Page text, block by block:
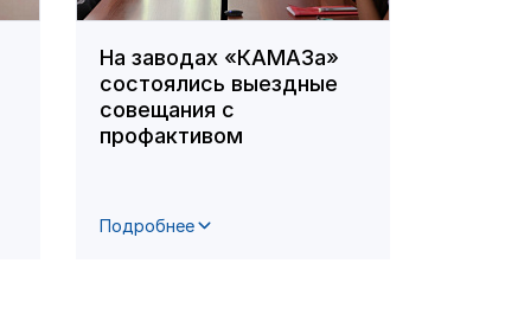
На заводах «КАМАЗа»
состоялись выездные
совещания с
профактивом
Подробнее